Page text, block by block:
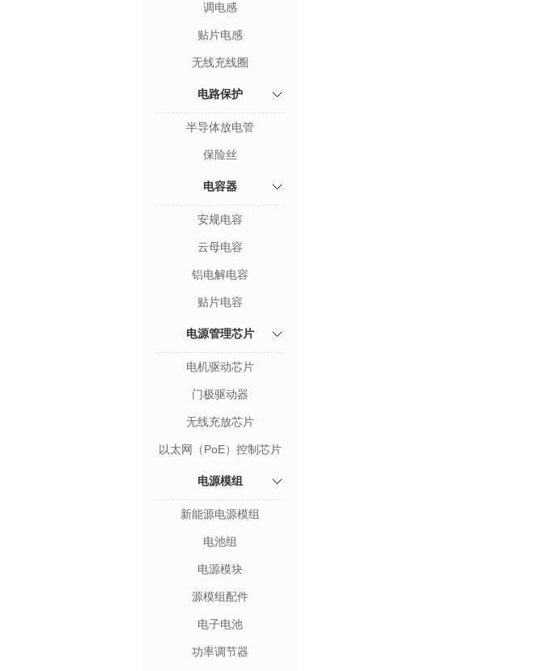
调电感
贴片电感
无线充线圈
电路保护
半导体放电管
保险丝
电容器
安规电容
云母电容
铝电解电容
贴片电容
电源管理芯片
电机驱动芯片
门极驱动器
无线充放芯片
以太网（PoE）控制芯片
电源模组
新能源电源模组
电池组
电源模块
源模组配件
电子电池
功率调节器